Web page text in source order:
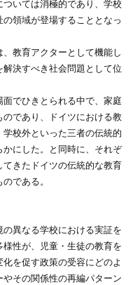
いては消極的であり、学校
領域が登場することとなっ
教育アクターとして機能し
決すべき社会問題として位
でひきとられる中で、家庭
であり、ドイツにおける教
校外といった三者の伝統的
にした。と同時に、それぞ
きたドイツの伝統的な教育
である。
異なる学校における実証を
性が、児童・生徒の教育を
を促す政策の受容にどのよ
その関係性の再編パターン